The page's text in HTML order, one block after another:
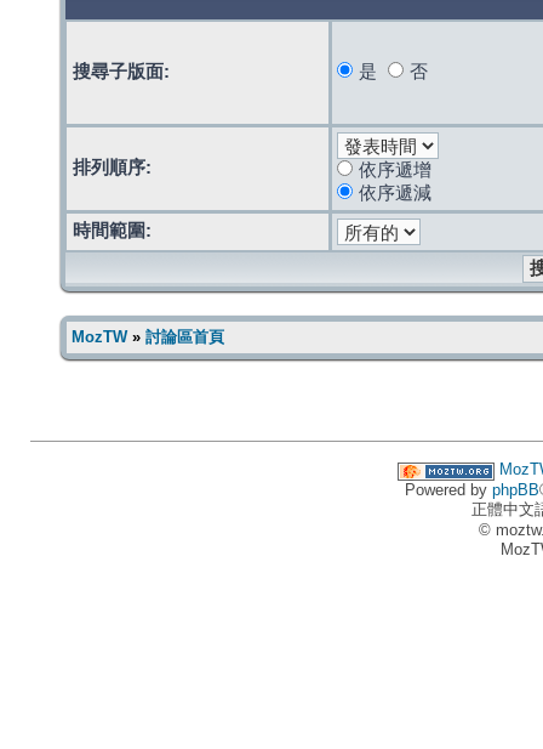
搜尋子版面: 是 否
排列順序:
依序遞增
依序遞減
時間範圍:
MozTW» 討論區首頁
Powered by phpBB
正體中文
©